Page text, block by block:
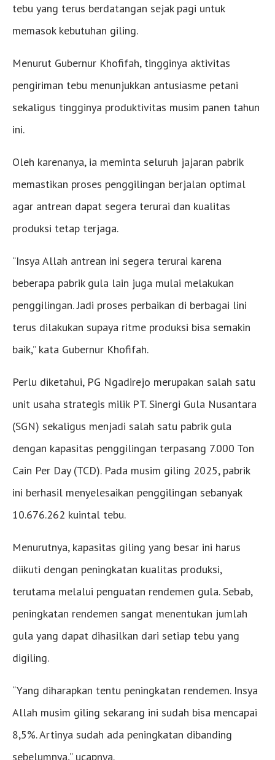
tebu yang terus berdatangan sejak pagi untuk
memasok kebutuhan giling.
Menurut Gubernur Khofifah, tingginya aktivitas
pengiriman tebu menunjukkan antusiasme petani
sekaligus tingginya produktivitas musim panen tahun
ini.
Oleh karenanya, ia meminta seluruh jajaran pabrik
memastikan proses penggilingan berjalan optimal
agar antrean dapat segera terurai dan kualitas
produksi tetap terjaga.
“Insya Allah antrean ini segera terurai karena
beberapa pabrik gula lain juga mulai melakukan
penggilingan. Jadi proses perbaikan di berbagai lini
terus dilakukan supaya ritme produksi bisa semakin
baik,” kata Gubernur Khofifah.
Perlu diketahui, PG Ngadirejo merupakan salah satu
unit usaha strategis milik PT. Sinergi Gula Nusantara
(SGN) sekaligus menjadi salah satu pabrik gula
dengan kapasitas penggilingan terpasang 7.000 Ton
Cain Per Day (TCD). Pada musim giling 2025, pabrik
ini berhasil menyelesaikan penggilingan sebanyak
10.676.262 kuintal tebu.
Menurutnya, kapasitas giling yang besar ini harus
diikuti dengan peningkatan kualitas produksi,
terutama melalui penguatan rendemen gula. Sebab,
peningkatan rendemen sangat menentukan jumlah
gula yang dapat dihasilkan dari setiap tebu yang
digiling.
“Yang diharapkan tentu peningkatan rendemen. Insya
Allah musim giling sekarang ini sudah bisa mencapai
8,5%. Artinya sudah ada peningkatan dibanding
sebelumnya,” ucapnya.